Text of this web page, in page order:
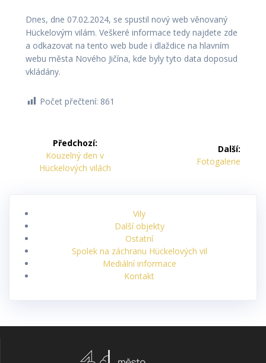
Dnes, dne 07.02.2024, se spustil nový web věnovaný
Hückelovým vilám. Veškeré informace tedy najdete zde
a odkazovat na tento web bude i dlaždice na hlavním
webu města Nového Jičína, kde byly tyto data doposud
vkládány.
Počet přečtení: 861
Navigace
pro
Předchozí:
Předchozí
příspěvek:
Kouzelný den v
Hückelových vilách
Další:
Další
Fotogalerie
Vily
Další objekty
Ostatní
Spolek na záchranu Hückelových vil
Mediální informace
Kontakt